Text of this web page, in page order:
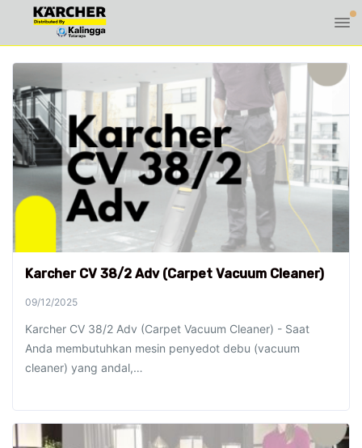
Karcher CV 38/2 Adv (Carpet Vacuum Cleaner)
09/12/2025
Karcher CV 38/2 Adv (Carpet Vacuum Cleaner) - Saat
Anda membutuhkan mesin penyedot debu (vacuum
cleaner) yang andal,…